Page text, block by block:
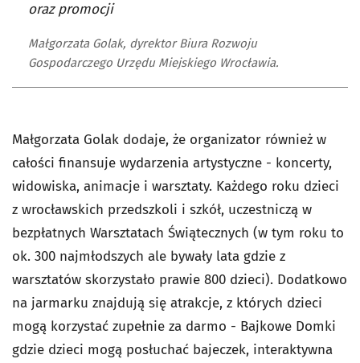
oraz promocji
Małgorzata Golak, dyrektor Biura Rozwoju
Gospodarczego Urzędu Miejskiego Wrocławia.
Małgorzata Golak dodaje, że organizator również w
całości finansuje wydarzenia artystyczne - koncerty,
widowiska, animacje i warsztaty. Każdego roku dzieci
z wrocławskich przedszkoli i szkół, uczestniczą w
bezpłatnych Warsztatach Świątecznych (w tym roku to
ok. 300 najmłodszych ale bywały lata gdzie z
warsztatów skorzystało prawie 800 dzieci). Dodatkowo
na jarmarku znajdują się atrakcje, z których dzieci
mogą korzystać zupełnie za darmo - Bajkowe Domki
gdzie dzieci mogą posłuchać bajeczek, interaktywna